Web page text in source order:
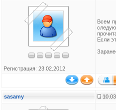
Регистрация: 23.02.2012
Всем
Если
sasamy